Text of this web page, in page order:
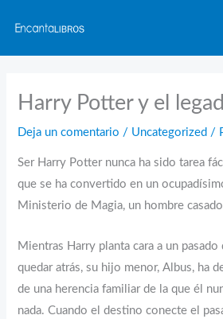
contenido
Harry Potter y el
Deja un comentario / Uncategorized /
Ser Harry Potter nunca ha sido tarea
que se ha convertido en un
Ministerio de Magia, un hombre
Mientras Harry planta cara a un pasado
quedar atrás, su hijo menor, Albus, ha
de una herencia familiar de la que él
nada. Cuando el destino conecte el